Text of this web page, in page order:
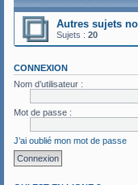
Autres sujets
Sujets : 20
CONNEXION
Nom d’utilisateur :
Mot de passe :
J’ai oublié mon mot de passe